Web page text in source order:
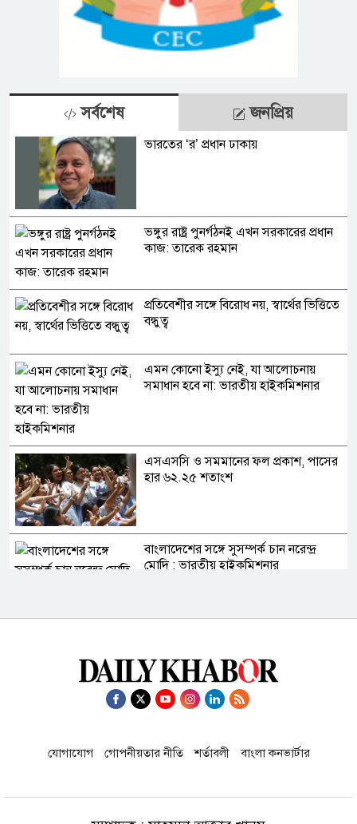
সর্বশেষ জনপ্রিয়
ভারতের ‘র’ প্রধান ঢাকায়
ভঙ্গুর রাষ্ট্র পুনর্গঠনই এখন সরকারের প্রধান
কাজ: তারেক রহমান
প্রতিবেশীর সঙ্গে বিরোধ নয়, স্বার্থের ভিত্তিতে
বন্ধুত্ব
এমন কোনো ইস্যু নেই, যা আলোচনায়
সমাধান হবে না: ভারতীয় হাইকমিশনার
এসএসসি ও সমমানের ফল প্রকাশ, পাসের
হার ৬২.২৫ শতাংশ
বাংলাদেশের সঙ্গে সুসম্পর্ক চান নরেন্দ্র
মোদি : ভারতীয় হাইকমিশনার
হরমুজ প্রণালি নিয়ে অনিশ্চয়তায় বিশ্ববাজারে
সৌদি আরবে সোফা কারখানায় আগুনে নিহত
১৬ বাংলাদেশির মৃত্যুতে প্রবাসীকল্যাণ
যোগাযোগ গোপনীয়তার নীতি শর্তাবলী বাংলা কনভার্টার